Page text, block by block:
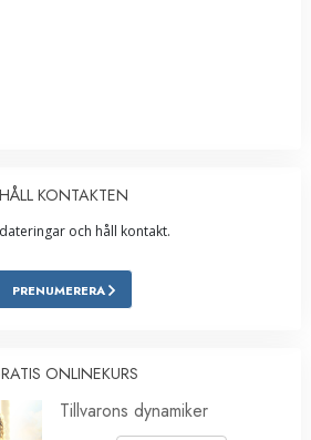
HÅLL KONTAKTEN
och håll kontakt.
PRENUMERERA
ONLINEKURS
Tillvarons dynamiker